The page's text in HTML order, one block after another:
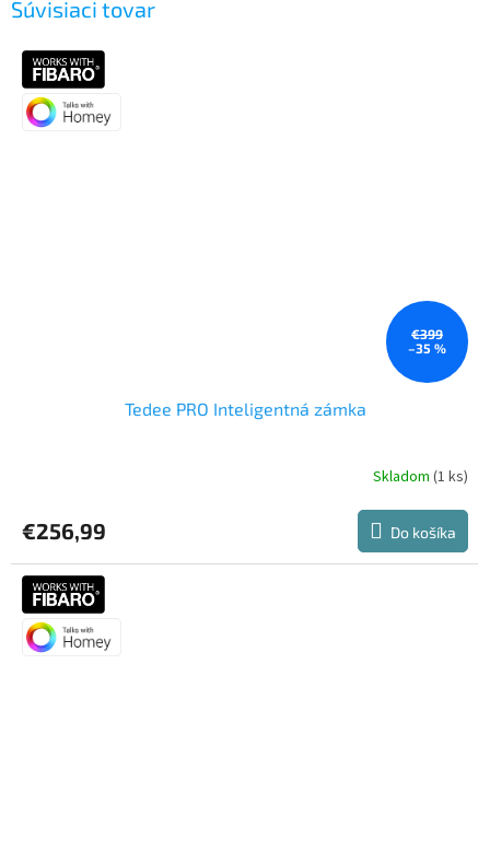
Súvisiaci tovar
€399
–35 %
Tedee PRO Inteligentná zámka
produktu
je
5,0
z
hviezdičiek.
Skladom(1 ks)
€256,99 Do košíka